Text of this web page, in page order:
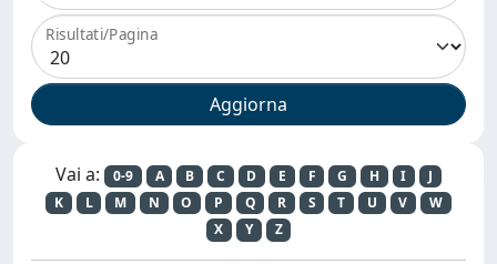
Risultati/Pagina
Vai a: 0-9 A B C D E F G H I
J
K
L M N O P Q R S T U V
W
X
Y Z